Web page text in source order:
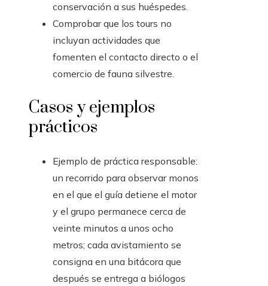
conservación a sus huéspedes.
Comprobar que los tours no
incluyan actividades que
fomenten el contacto directo o el
comercio de fauna silvestre.
Casos y ejemplos
prácticos
Ejemplo de práctica responsable:
un recorrido para observar monos
en el que el guía detiene el motor
y el grupo permanece cerca de
veinte minutos a unos ocho
metros; cada avistamiento se
consigna en una bitácora que
después se entrega a biólogos